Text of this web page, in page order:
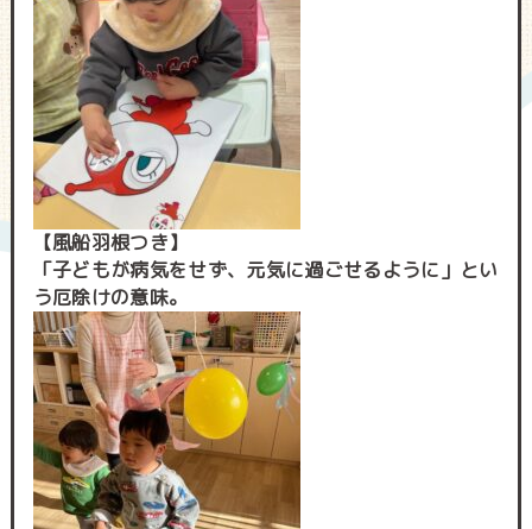
【風船羽根つき】
「子どもが病気をせず、元気に過ごせるように」とい
う厄除けの意味。